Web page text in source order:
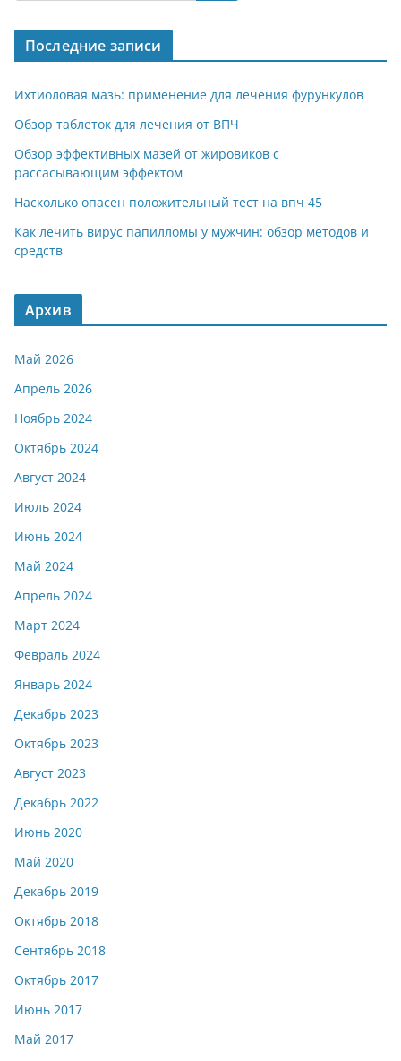
Последние записи
Ихтиоловая мазь: применение для лечения фурункулов
Обзор таблеток для лечения от ВПЧ
Обзор эффективных мазей от жировиков с
рассасывающим эффектом
Насколько опасен положительный тест на впч 45
Как лечить вирус папилломы у мужчин: обзор методов и
средств
Архив
Май 2026
Апрель 2026
Ноябрь 2024
Октябрь 2024
Август 2024
Июль 2024
Июнь 2024
Май 2024
Апрель 2024
Март 2024
Февраль 2024
Январь 2024
Декабрь 2023
Октябрь 2023
Август 2023
Декабрь 2022
Июнь 2020
Май 2020
Декабрь 2019
Октябрь 2018
Сентябрь 2018
Октябрь 2017
Июнь 2017
Май 2017